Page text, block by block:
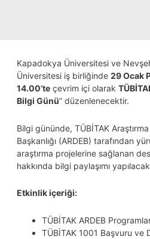
Kapadokya Üniversitesi ve
Üniversitesi iş birliğinde 29 Ocak
14.00’te çevrim içi olarak
Bilgi Günü” düzenlenecektir.
Bilgi gününde, TÜBİTAK
Başkanlığı (ARDEB) tarafından
araştırma projelerine sağlanan
hakkında bilgi paylaşımı
Etkinlik içeriği:
TÜBİTAK ARDEB
TÜBİTAK 1001 Başvuru ve